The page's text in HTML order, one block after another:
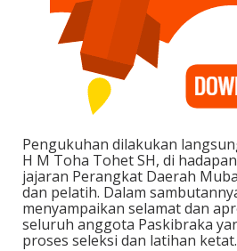
Pengukuhan dilakukan
H M Toha Tohet SH, di
jajaran Perangkat Daerah
dan pelatih. Dalam
menyampaikan selamat dan
seluruh anggota Paskibraka
proses seleksi dan latihan ketat.